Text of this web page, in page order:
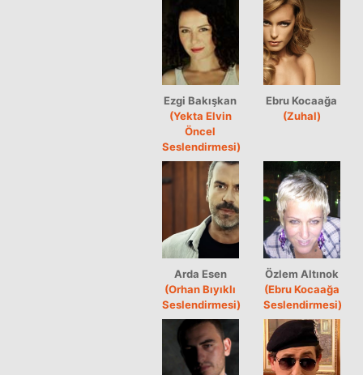
Ezgi Bakışkan
(Yekta Elvin
Öncel
Seslendirmesi)
Ebru Kocaağa
(Zuhal)
Arda Esen
(Orhan Bıyıklı
Seslendirmesi)
Özlem Altınok
(Ebru Kocaağa
Seslendirmesi)